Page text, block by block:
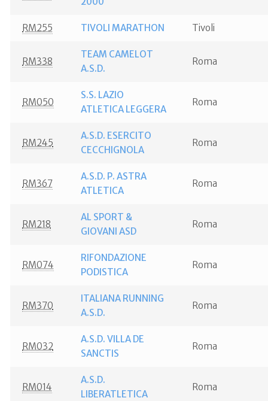
RM255 TIVOLI MARATHON Tivoli
RM338
TEAM CAMELOT
A.S.D.
Roma
RM050
S.S. LAZIO
ATLETICA LEGGERA
Roma
RM245
A.S.D. ESERCITO
CECCHIGNOLA
Roma
RM367
A.S.D. P. ASTRA
ATLETICA
Roma
RM218
AL SPORT &
GIOVANI ASD
Roma
RM074
RIFONDAZIONE
PODISTICA
Roma
RM370
ITALIANA RUNNING
A.S.D.
Roma
RM032
A.S.D. VILLA DE
SANCTIS
Roma
RM014
A.S.D.
LIBERATLETICA
Roma